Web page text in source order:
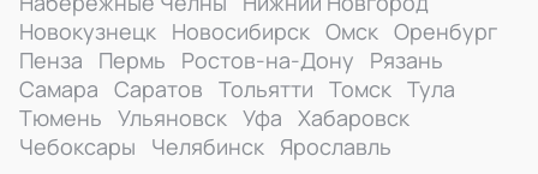
Новокузнецк Новосибирск Омск Оренбург
Пенза
Пермь Ростов-на-Дону
Рязань
Самара Саратов Тольятти Томск Тула
Тюмень Ульяновск Уфа Хабаровск
Чебоксары
Челябинск Ярославль